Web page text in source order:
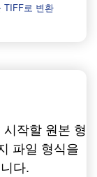
TIFF로 변환
작할 원본 형
파일 형식을
다.